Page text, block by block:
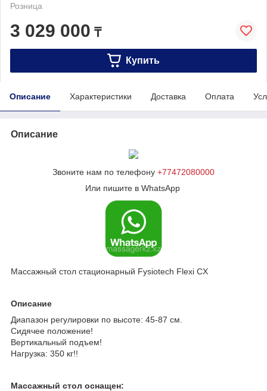
Розница
3 029 000 ₸
Купить
Описание Характеристики Доставка Оплата
Описание
Звоните нам по телефону +77472080000
Или пишите в WhatsApp
Массажный стол стационарный Fysiotech Flexi CX
Описание
Диапазон регулировки по высоте: 45-87 см.
Сидячее положение!
Вертикальный подъем!
Нагрузка: 350 кг!!
Массажный стол оснащен: